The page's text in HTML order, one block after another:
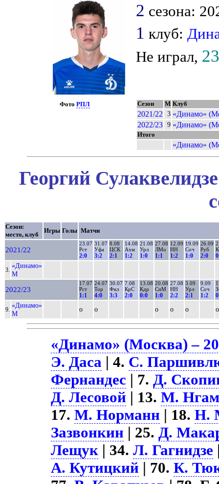
ФотоРПЛ
2 сезона:
1 клуб:
Не играл, 23
Сезон М Клуб
2021/22 3 «Динамо»
2022/23 9 «Динамо»
Итого
«Динамо»
Георгий
Сезон:
место, клуб
Игры Голы Матчи
2021/22
23.07
Рст
2:0
31.07
Уфа
3:2
8.08
ЦСК
2:1
14.08
Ахм
1:2
21.08
Урл
1:0
27.08
ЛМо
1:1
12.09
НН
1:2
19.09
Соч
1:0
26.09
Руб
2:0
3.
«Динамо»
М
2022/23
17.07
Рст
1:1
24.07
Тор
4:0
30.07
Фкл
3:3
7.08
КрС
2:0
13.08
Кдр
0:0
20.08
СпМ
1:0
27.08
НН
2:2
3.09
Урл
2:1
9.09
Соч
1:2
9.
«Динамо»
М
о о о о о о
«Динамо» (Москва) –
Э. Даса | 4. С.
Фернандес | 7.Д.
Д. Лесовой | 13.М.
17.М. Норманн | 18.Н.
Зазвонкин | 25.Д.
Лещук | 34.Л. Гагнидзе
А. Кутицкий | 70.К.